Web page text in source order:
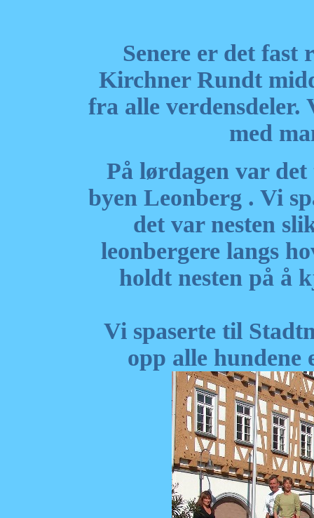
Senere er det fast
Kirchner Rundt
fra alle verdensdeler.
med
På lørdagen var
byen Leonberg . Vi
det var nesten
leonbergere langs
holdt nesten på å
Vi spaserte til
opp alle hundene